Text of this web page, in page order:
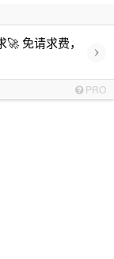
免请求费，
›
PRO